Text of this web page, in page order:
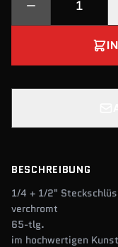
BESCHREIBUNG
1/4 + 1/2"
verchromt
65-tlg.
im hochwertigen